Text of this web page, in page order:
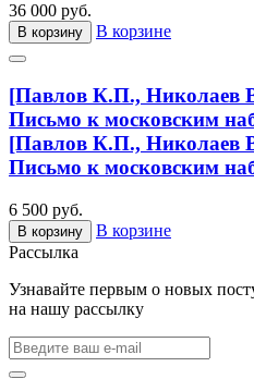
36 000 руб.
В корзину В корзине
[Павлов К.П., Николаев
Письмо к московским
[Павлов К.П., Николаев
Письмо к московским
6 500 руб.
В корзину
В корзине
Рассылка
Узнавайте первым о новых
на нашу рассылку